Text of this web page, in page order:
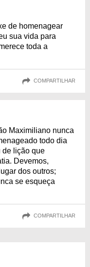
de homenagear
sua vida para
toda a
COMPARTILHAR
Maximiliano nunca
todo dia
de lição que
Devemos,
dos outros;
se esqueça
COMPARTILHAR